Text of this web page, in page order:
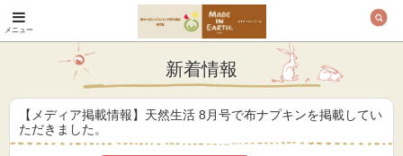
オーガニックコットン
製品と布ナプキン メ
イド・イン・アース
メニュー
新着情報
【メディア掲載情報】天然生活 8月号で布ナプキンを掲載してい
ただきました。